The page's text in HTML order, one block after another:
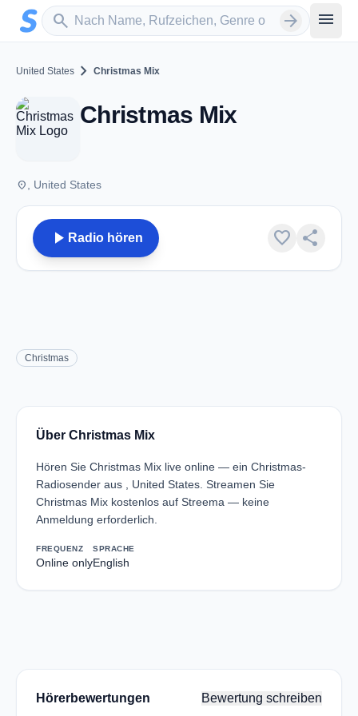
Zum Hauptinhalt springen
search
Sender suchen arrow_forward menu
United States chevron_right Christmas Mix
Christmas Mix
place , United States
play_arrow Radio hören favorite share
Christmas
Über Christmas Mix
Hören Sie Christmas Mix live online — ein Christmas-
Radiosender aus , United States. Streamen Sie
Christmas Mix kostenlos auf Streema — keine
Anmeldung erforderlich.
FREQUENZ
Online only
SPRACHE
English
Hörerbewertungen Bewertung schreiben